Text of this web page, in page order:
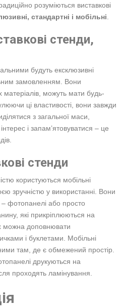
розуміються виставкові
стандартні і мобільні
стенди,
будуть ексклюзивні
замовленням. Вони
можуть мати будь-
ці властивості, вони завжди
з загальної маси,
і запам’ятовуватися – це
стенди
користуються мобільні
зручністю у використанні. Вони
фотопанелі або просто
які прикріплюються на
можна доповнювати
і буклетами. Мобільні
там, де є обмежений простір.
друкуються на
проходять ламінування.